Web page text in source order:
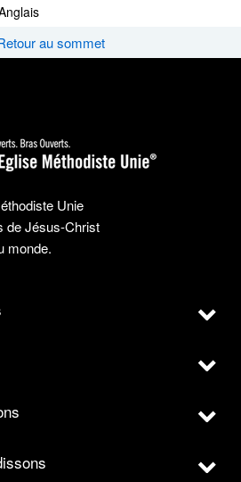
au sommet
Unie
de Jésus-Christ
monde.